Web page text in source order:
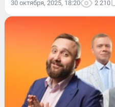
30 октября, 2025, 18:20 2 210